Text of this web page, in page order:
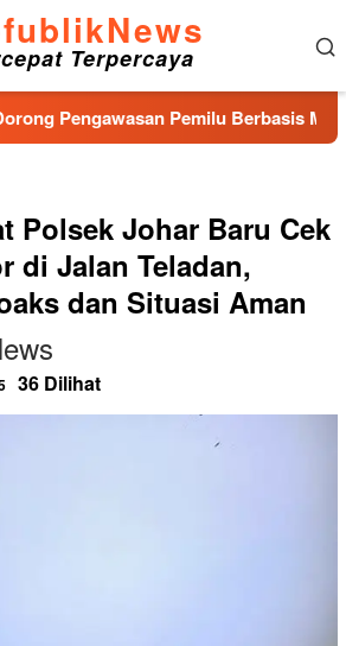
Terpercaya
Pemilu Berbasis Masyarakat
Polsek Johar Baru Cek
di Jalan Teladan,
dan Situasi Aman
36 Dilihat